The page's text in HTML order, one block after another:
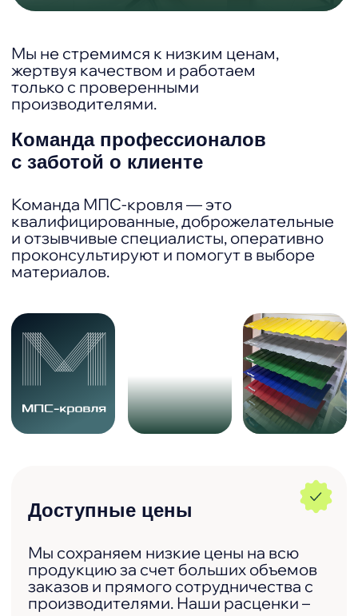
> 50 оценок > 80 оценок
Наши партнёры